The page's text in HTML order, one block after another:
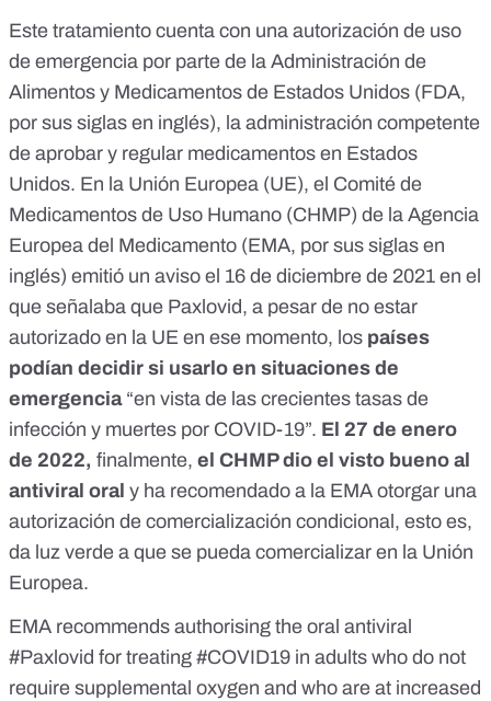
Este tratamiento cuenta con una autorización de uso
de emergencia por parte de la Administración de
Alimentos y Medicamentos de Estados Unidos (FDA,
por sus siglas en inglés), la administración competente
de aprobar y regular medicamentos en Estados
Unidos. En la Unión Europea (UE), el Comité de
Medicamentos de Uso Humano (CHMP) de la Agencia
Europea del Medicamento (EMA, por sus siglas en
inglés) emitió un aviso el 16 de diciembre de 2021 en el
que señalaba que Paxlovid, a pesar de no estar
autorizado en la UE en ese momento, los países
podían decidir si usarlo en situaciones de
emergencia “en vista de las crecientes tasas de
infección y muertes por COVID-19”. El 27 de enero
de 2022, finalmente, el CHMP dio el visto bueno al
antiviral oral y ha recomendado a la EMA otorgar una
autorización de comercialización condicional, esto es,
da luz verde a que se pueda comercializar en la Unión
Europea.
EMA recommends authorising the oral antiviral
#Paxlovid for treating #COVID19 in adults who do not
require supplemental oxygen and who are at increased